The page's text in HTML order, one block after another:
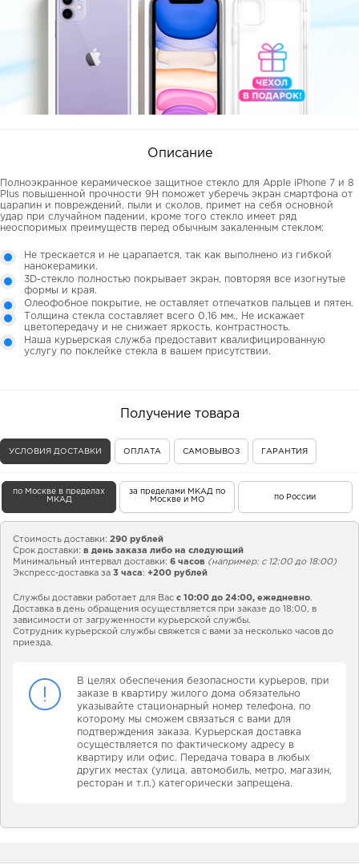
Описание
Полноэкранное керамическое защитное стекло для Apple iPhone 7 и 8
Plus повышенной прочности 9Н поможет уберечь экран смартфона от
царапин и повреждений, пыли и сколов, примет на себя основной
удар при случайном падении, кроме того стекло имеет ряд
неоспоримых преимуществ перед обычным закаленным стеклом:
Не трескается и не царапается, так как выполнено из гибкой
нанокерамики.
3D-стекло полностью покрывает экран, повторяя все изогнутые
формы и края.
Олеофобное покрытие, не оставляет отпечатков пальцев и пятен.
Толщина стекла составляет всего 0,16 мм., Не искажает
цветопередачу и не снижает яркость, контрастность.
Наша курьерская служба предоставит квалифицированную
услугу по поклейке стекла в вашем присутствии.
Получение товара
УСЛОВИЯ ДОСТАВКИ ОПЛАТА САМОВЫВОЗ ГАРАНТИЯ
по Москве в пределах
МКАД
за пределами МКАД по
Москве и МО
по России
Стоимость доставки: 290 рублей
Срок доставки: в день заказа либо на следующий
Минимальный интервал доставки: 6 часов (например: с 12:00 до 18:00)
Экспресс-доставка за 3 часа : +200 рублей
Службы доставки работает для Вас с 10:00 до 24:00, ежедневно.
Доставка в день обращения осуществляется при заказе до 18:00, в
зависимости от загруженности курьерской службы.
Сотрудник курьерской службы свяжется с вами за несколько часов до
приезда.
В целях обеспечения безопасности курьеров, при
заказе в квартиру жилого дома обязательно
указывайте стационарный номер телефона, по
которому мы сможем связаться с вами для
подтверждения заказа. Курьерская доставка
осуществляется по фактическому адресу в
квартиру или офис. Передача товара в любых
других местах (улица, автомобиль, метро, магазин,
ресторан и т.п.) категорически запрещена.